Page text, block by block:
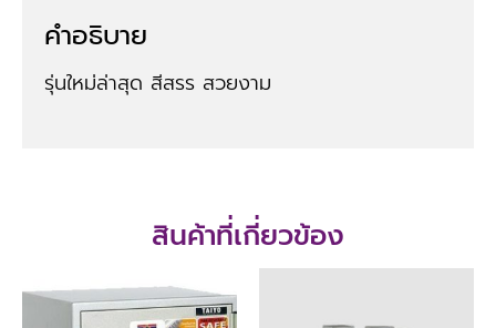
คำอธิบาย
รุ่นใหม่ล่าสุด สีสรร สวยงาม
สินค้าที่เกี่ยวข้อง